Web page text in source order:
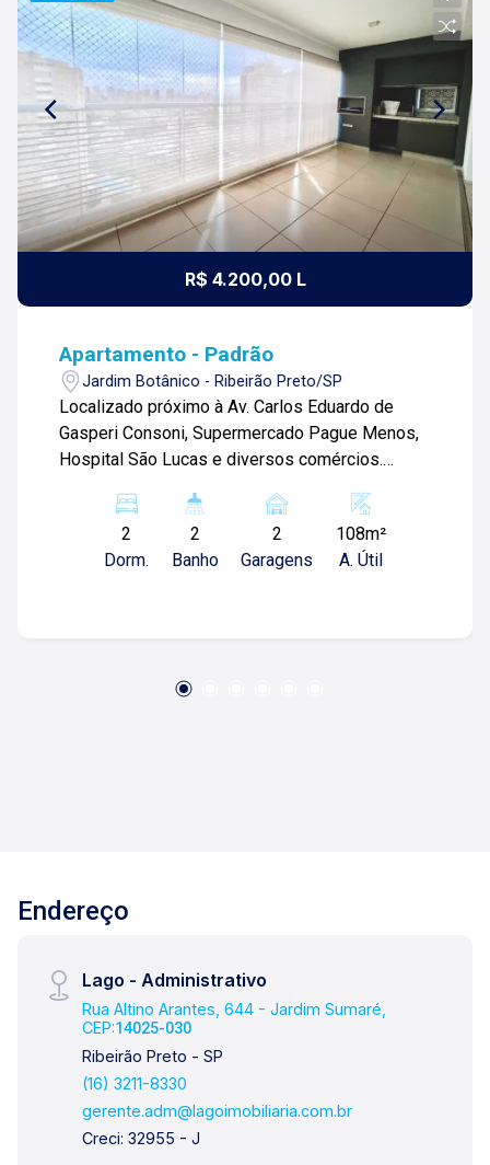
R$ 4.200,00 L
Apartamento - Padrão
Jardim Botânico - Ribeirão Preto/SP
Localizado próximo à Av. Carlos Eduardo de
Gasperi Consoni, Supermercado Pague Menos,
Hospital São Lucas e diversos comércios.
planejados e climatizados; -Escritório; -Sala
ampla; -Sacada gourmet; -Cozinha planejada;
-Área de serviço; -02 vagas de garagem. Para
Todos os dias construímos laços fortes e
2
Dorm.
2
Banho
2
Garagens
108m²
A. Útil
Endereço
Lago - Administrativo
Rua Altino Arantes, 644 - Jardim Sumaré,
CEP:14025-030
Ribeirão Preto - SP
(16) 3211-8330
gerente.adm@lagoimobiliaria.com.br
Creci: 32955 - J